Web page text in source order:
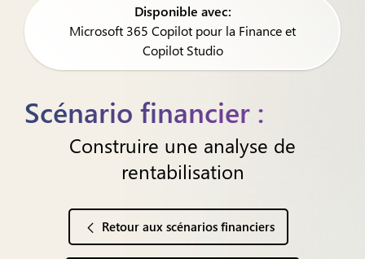
Disponible avec:
Microsoft 365 Copilot pour la Finance et
Copilot Studio
Scénario financier :
Construire une analyse de
rentabilisation
Retour aux scénarios financiers